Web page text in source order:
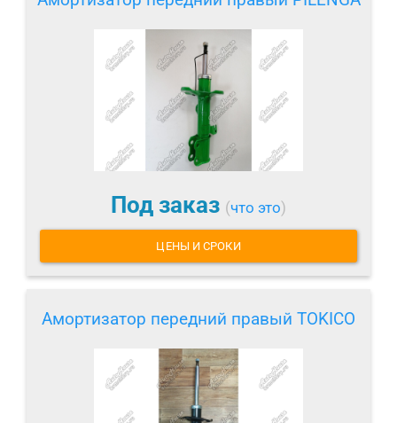
Под заказ (что это)
ЦЕНЫ И СРОКИ
Амортизатор передний правый TOKICO